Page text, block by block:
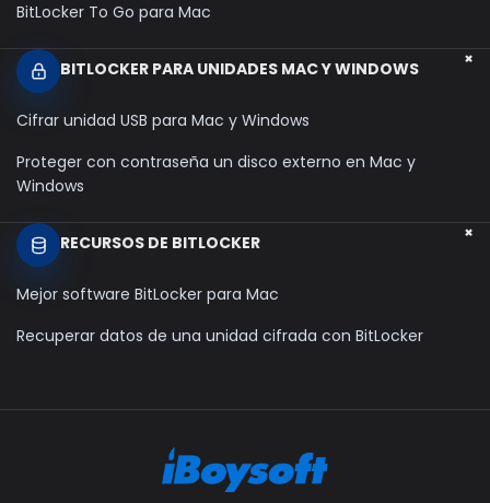
BitLocker To Go para Mac
BITLOCKER PARA UNIDADES MAC Y WINDOWS +
Cifrar unidad USB para Mac y Windows
Proteger con contraseña un disco externo en Mac y
Windows
RECURSOS DE BITLOCKER +
Mejor software BitLocker para Mac
Recuperar datos de una unidad cifrada con BitLocker